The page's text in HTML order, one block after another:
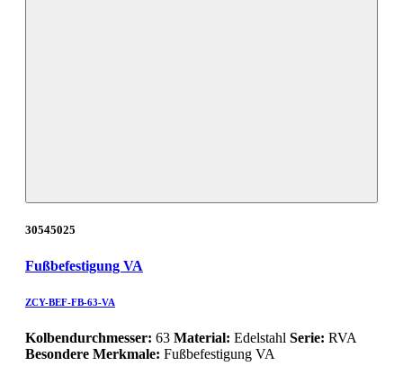
30545025
Fußbefestigung VA
ZCY-BEF-FB-63-VA
Kolbendurchmesser: 63 Material: Edelstahl Serie: RVA
Besondere Merkmale: Fußbefestigung VA